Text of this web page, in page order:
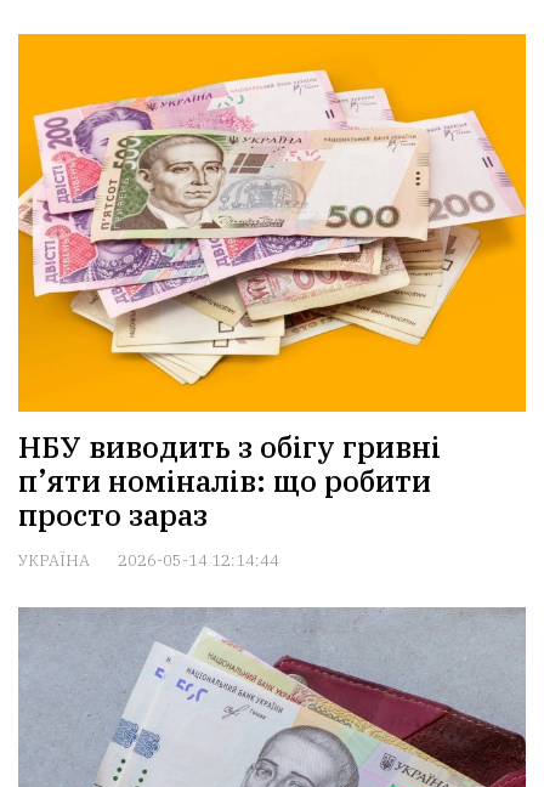
НБУ виводить з обігу гривні
п’яти номіналів: що робити
просто зараз
УКРАЇНА 2026-05-14 12:14:44